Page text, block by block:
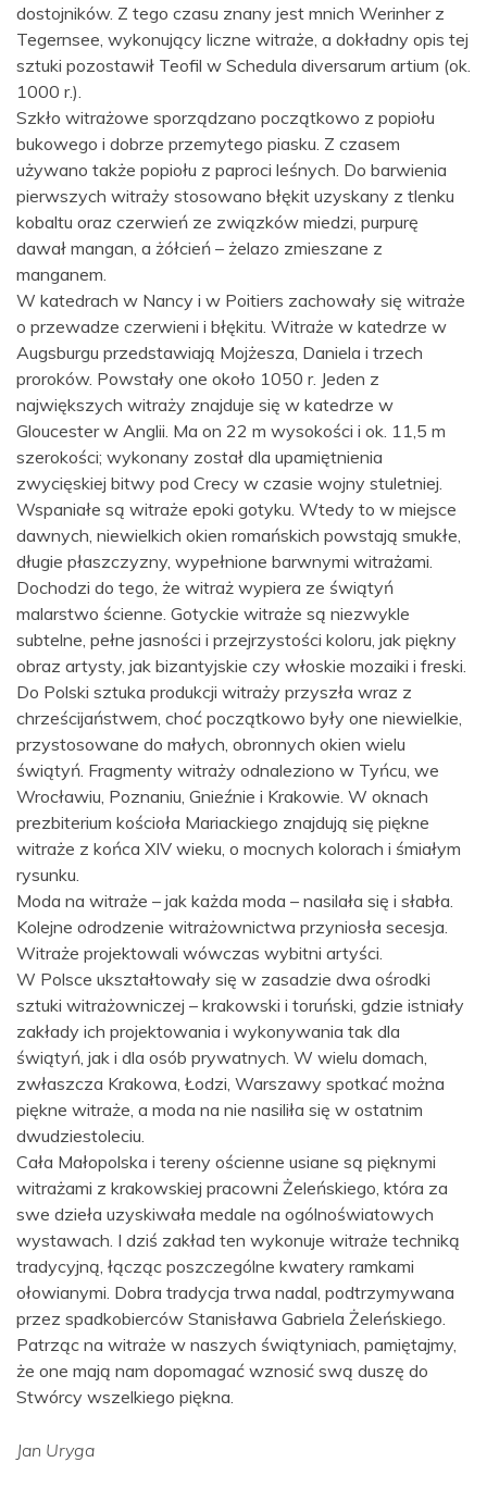
dostojników. Z tego czasu znany jest mnich Werinher z
Tegernsee, wykonujący liczne witraże, a dokładny opis tej
sztuki pozostawił Teofil w Schedula diversarum artium (ok.
1000 r.).
Szkło witrażowe sporządzano początkowo z popiołu
bukowego i dobrze przemytego piasku. Z czasem
używano także popiołu z paproci leśnych. Do barwienia
pierwszych witraży stosowano błękit uzyskany z tlenku
kobaltu oraz czerwień ze związków miedzi, purpurę
dawał mangan, a żółcień – żelazo zmieszane z
manganem.
W katedrach w Nancy i w Poitiers zachowały się witraże
o przewadze czerwieni i błękitu. Witraże w katedrze w
Augsburgu przedstawiają Mojżesza, Daniela i trzech
proroków. Powstały one około 1050 r. Jeden z
największych witraży znajduje się w katedrze w
Gloucester w Anglii. Ma on 22 m wysokości i ok. 11,5 m
szerokości; wykonany został dla upamiętnienia
zwycięskiej bitwy pod Crecy w czasie wojny stuletniej.
Wspaniałe są witraże epoki gotyku. Wtedy to w miejsce
dawnych, niewielkich okien romańskich powstają smukłe,
długie płaszczyzny, wypełnione barwnymi witrażami.
Dochodzi do tego, że witraż wypiera ze świątyń
malarstwo ścienne. Gotyckie witraże są niezwykle
subtelne, pełne jasności i przejrzystości koloru, jak piękny
obraz artysty, jak bizantyjskie czy włoskie mozaiki i freski.
Do Polski sztuka produkcji witraży przyszła wraz z
chrześcijaństwem, choć początkowo były one niewielkie,
przystosowane do małych, obronnych okien wielu
świątyń. Fragmenty witraży odnaleziono w Tyńcu, we
Wrocławiu, Poznaniu, Gnieźnie i Krakowie. W oknach
prezbiterium kościoła Mariackiego znajdują się piękne
witraże z końca XIV wieku, o mocnych kolorach i śmiałym
rysunku.
Moda na witraże – jak każda moda – nasilała się i słabła.
Kolejne odrodzenie witrażownictwa przyniosła secesja.
Witraże projektowali wówczas wybitni artyści.
W Polsce ukształtowały się w zasadzie dwa ośrodki
sztuki witrażowniczej – krakowski i toruński, gdzie istniały
zakłady ich projektowania i wykonywania tak dla
świątyń, jak i dla osób prywatnych. W wielu domach,
zwłaszcza Krakowa, Łodzi, Warszawy spotkać można
piękne witraże, a moda na nie nasiliła się w ostatnim
dwudziestoleciu.
Cała Małopolska i tereny ościenne usiane są pięknymi
witrażami z krakowskiej pracowni Żeleńskiego, która za
swe dzieła uzyskiwała medale na ogólnoświatowych
wystawach. I dziś zakład ten wykonuje witraże techniką
tradycyjną, łącząc poszczególne kwatery ramkami
ołowianymi. Dobra tradycja trwa nadal, podtrzymywana
przez spadkobierców Stanisława Gabriela Żeleńskiego.
Patrząc na witraże w naszych świątyniach, pamiętajmy,
że one mają nam dopomagać wznosić swą duszę do
Stwórcy wszelkiego piękna.
Jan Uryga